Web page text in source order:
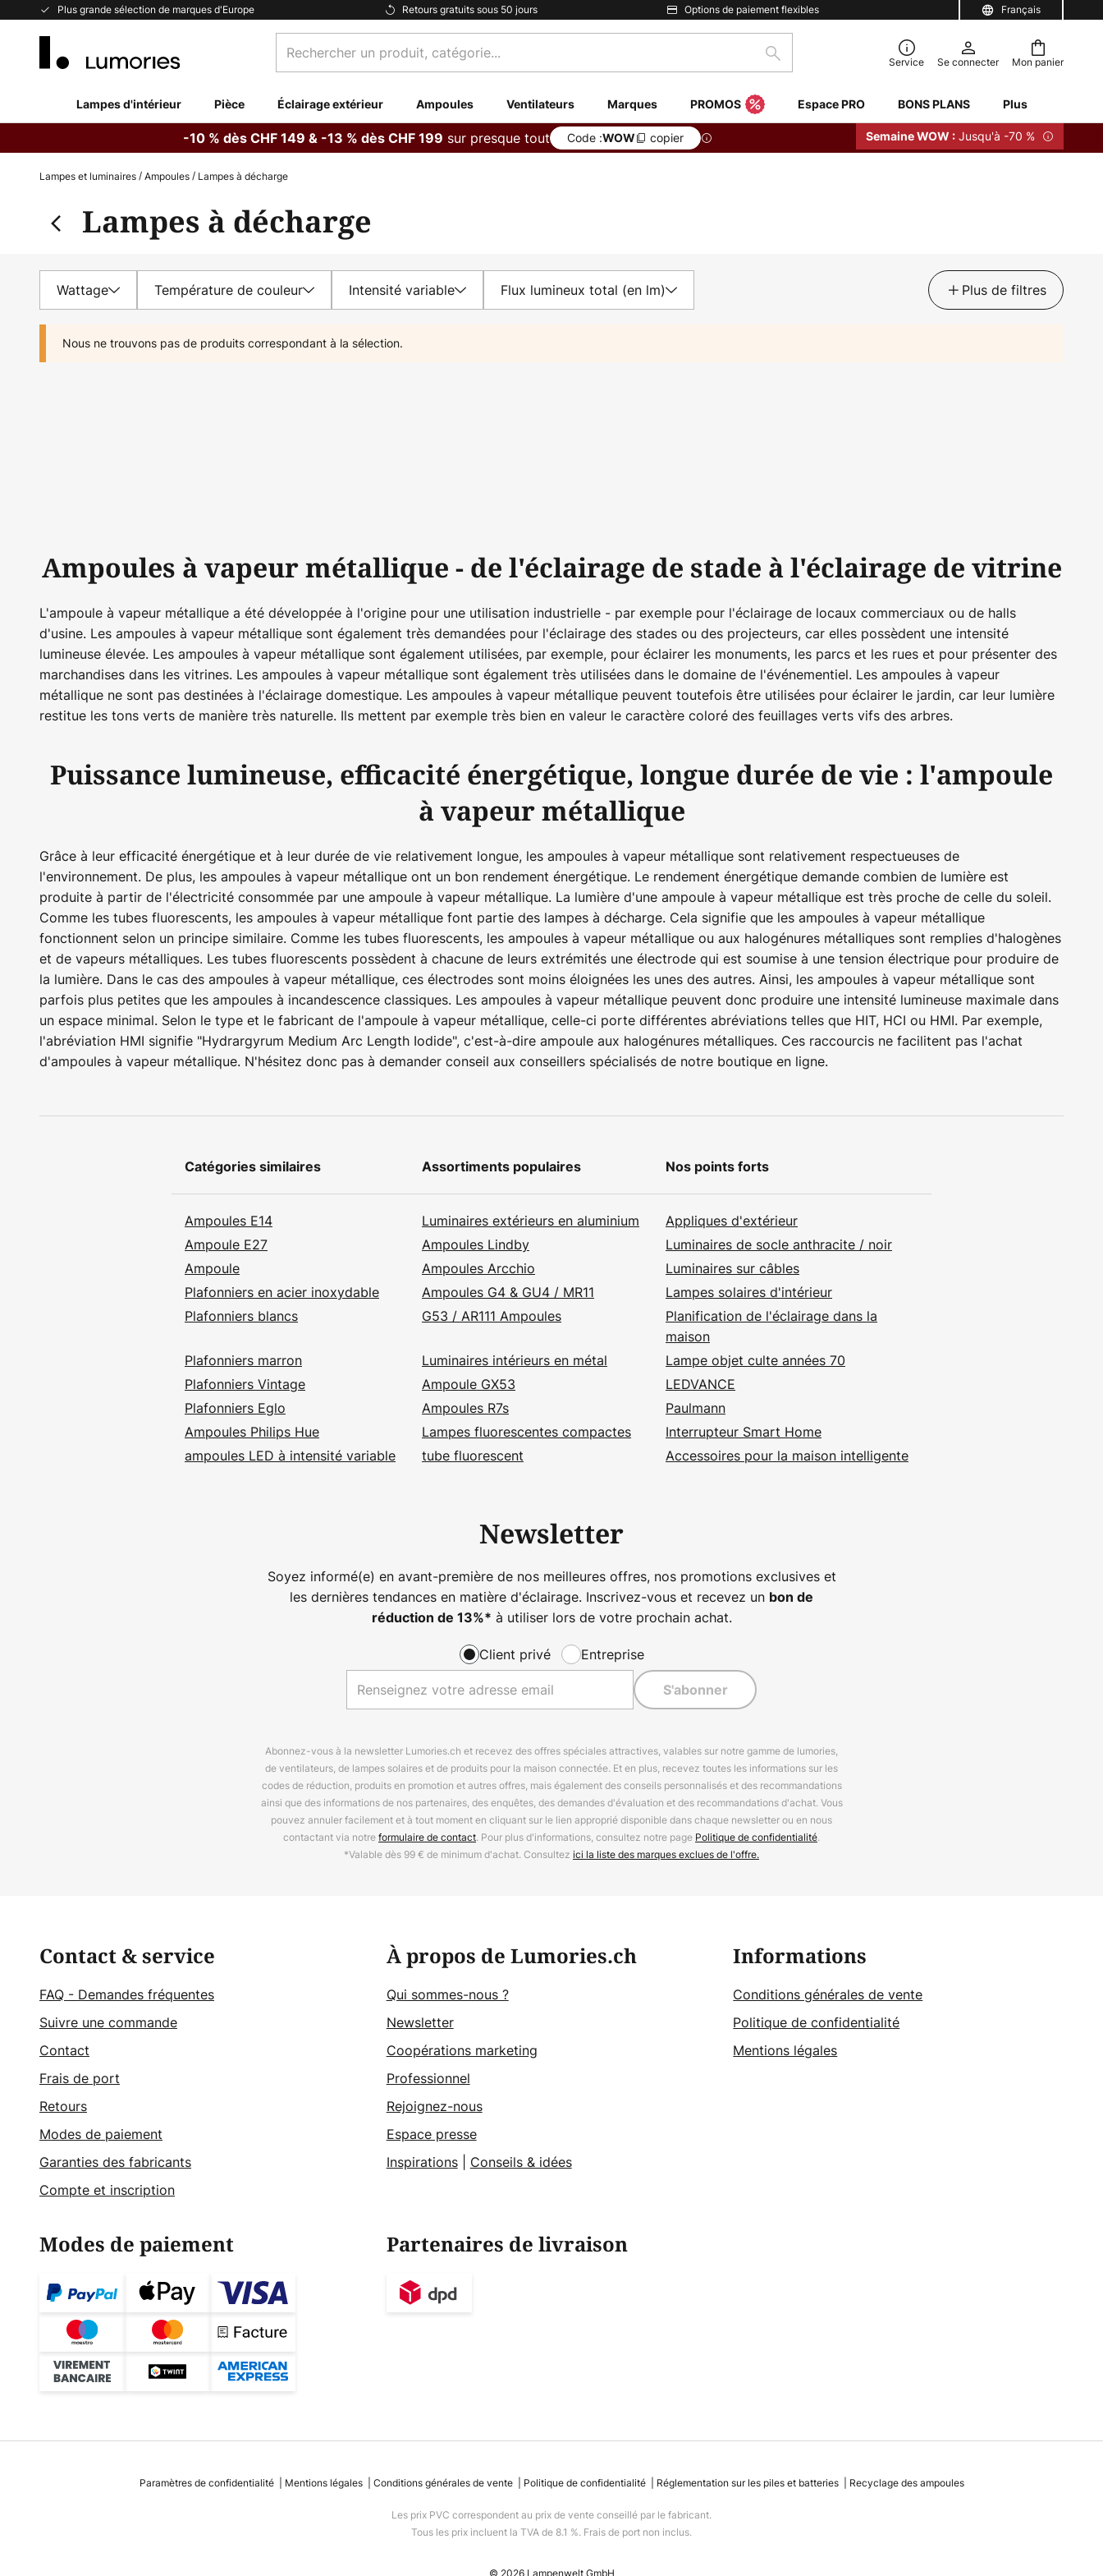
Français
Plus grande sélection de marques d'Europe Retours gratuits sous 50 jours Options de paiement flexibles
Allez
Mon panier
un
catégorie...
Rechercher Service Se connecter
Lampes d'intérieur Pièce Éclairage extérieur Ampoules Ventilateurs Marques PROMOS Espace PRO BONS PLANS Plus
-10 % dès CHF 149 & -13 % dès CHF 199 sur presque tout Code :WOW copier Semaine WOW : Jusqu'à -70 %
Lampes et luminaires Ampoules Lampes à décharge
Lampes à décharge
Wattage Température de couleur Intensité variable Flux lumineux total (en lm) Plus de filtres
Nous ne trouvons pas de produits correspondant à la sélection.
Ampoules à vapeur métallique - de l'éclairage de stade à l'éclairage de vitrine
L'ampoule à vapeur métallique a été développée à l'origine pour une utilisation industrielle - par exemple pour l'éclairage de locaux commerciaux ou de halls
d'usine. Les ampoules à vapeur métallique sont également très demandées pour l'éclairage des stades ou des projecteurs, car elles possèdent une intensité
lumineuse élevée. Les ampoules à vapeur métallique sont également utilisées, par exemple, pour éclairer les monuments, les parcs et les rues et pour présenter des
marchandises dans les vitrines. Les ampoules à vapeur métallique sont également très utilisées dans le domaine de l'événementiel. Les ampoules à vapeur
métallique ne sont pas destinées à l'éclairage domestique. Les ampoules à vapeur métallique peuvent toutefois être utilisées pour éclairer le jardin, car leur lumière
restitue les tons verts de manière très naturelle. Ils mettent par exemple très bien en valeur le caractère coloré des feuillages verts vifs des arbres.
Puissance lumineuse, efficacité énergétique, longue durée de vie : l'ampoule
à vapeur métallique
Grâce à leur efficacité énergétique et à leur durée de vie relativement longue, les ampoules à vapeur métallique sont relativement respectueuses de
l'environnement. De plus, les ampoules à vapeur métallique ont un bon rendement énergétique. Le rendement énergétique demande combien de lumière est
produite à partir de l'électricité consommée par une ampoule à vapeur métallique. La lumière d'une ampoule à vapeur métallique est très proche de celle du soleil.
Comme les tubes fluorescents, les ampoules à vapeur métallique font partie des lampes à décharge. Cela signifie que les ampoules à vapeur métallique
fonctionnent selon un principe similaire. Comme les tubes fluorescents, les ampoules à vapeur métallique ou aux halogénures métalliques sont remplies d'halogènes
et de vapeurs métalliques. Les tubes fluorescents possèdent à chacune de leurs extrémités une électrode qui est soumise à une tension électrique pour produire de
la lumière. Dans le cas des ampoules à vapeur métallique, ces électrodes sont moins éloignées les unes des autres. Ainsi, les ampoules à vapeur métallique sont
parfois plus petites que les ampoules à incandescence classiques. Les ampoules à vapeur métallique peuvent donc produire une intensité lumineuse maximale dans
un espace minimal. Selon le type et le fabricant de l'ampoule à vapeur métallique, celle-ci porte différentes abréviations telles que HIT, HCI ou HMI. Par exemple,
l'abréviation HMI signifie "Hydrargyrum Medium Arc Length Iodide", c'est-à-dire ampoule aux halogénures métalliques. Ces raccourcis ne facilitent pas l'achat
d'ampoules à vapeur métallique. N'hésitez donc pas à demander conseil aux conseillers spécialisés de notre boutique en ligne.
Catégories similaires Assortiments populaires Nos points forts
Ampoules E14 Luminaires extérieurs en aluminium
Appliques d'extérieur
Ampoule E27
Ampoules Lindby
Luminaires de socle anthracite / noir
Ampoule
Ampoules Arcchio
Luminaires sur câbles
Plafonniers en acier inoxydable
Ampoules G4 & GU4 / MR11
Lampes solaires d'intérieur
Plafonniers blancs
G53 / AR111 Ampoules
Planification de l'éclairage dans la
maison
Plafonniers marron
Luminaires intérieurs en métal
Lampe objet culte années 70
Plafonniers Vintage
Ampoule GX53
LEDVANCE
Plafonniers Eglo
Ampoules R7s
Paulmann
Ampoules Philips Hue
Lampes fluorescentes compactes
Interrupteur Smart Home
ampoules LED à intensité variable
tube fluorescent Accessoires pour la maison intelligente
Newsletter
Soyez informé(e) en avant-première de nos meilleures offres, nos promotions exclusives et
les dernières tendances en matière d'éclairage. Inscrivez-vous et recevez un bon de
réduction de 13%* à utiliser lors de votre prochain achat.
Client privé Entreprise
S'abonner
Abonnez-vous à la newsletter Lumories.ch et recevez des offres spéciales attractives, valables sur notre gamme de lumories,
de ventilateurs, de lampes solaires et de produits pour la maison connectée. Et en plus, recevez toutes les informations sur les
codes de réduction, produits en promotion et autres offres, mais également des conseils personnalisés et des recommandations
ainsi que des informations de nos partenaires, des enquêtes, des demandes d'évaluation et des recommandations d'achat. Vous
pouvez annuler facilement et à tout moment en cliquant sur le lien approprié disponible dans chaque newsletter ou en nous
contactant via notreformulaire de contact. Pour plus d'informations, consultez notre page Politique de confidentialité.
*Valable dès 99 € de minimum d'achat. Consultez ici la liste des marques exclues de l'offre.
Contact & service
FAQ - Demandes fréquentes
Suivre une commande
Contact
Frais de port
Retours
Modes de paiement
Garanties des fabricants
Compte et inscription
À propos de Lumories.ch
Qui sommes-nous ?
Newsletter
Coopérations marketing
Professionnel
Rejoignez-nous
Espace presse
Inspirations| Conseils & idées
Informations
Conditions générales de vente
Politique de confidentialité
Mentions légales
Modes de paiement Partenaires de livraison
Paramètres de confidentialité Mentions légales Conditions générales de vente Politique de confidentialité Réglementation sur les piles et batteries Recyclage des ampoules
Les prix PVC correspondent au prix de vente conseillé par le fabricant.
Tous les prix incluent la TVA de 8.1 %. Frais de port non inclus.
© 2026 Lampenwelt GmbH